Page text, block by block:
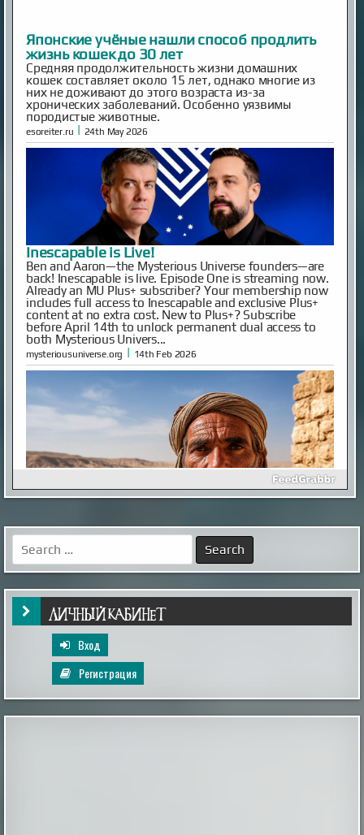
Японские учёные нашли способ продлить
жизнь кошек до 30 лет
Средняя продолжительность жизни домашних
кошек составляет около 15 лет, однако многие из
них не доживают до этого возраста из-за
хронических заболеваний. Особенно уязвимы
породистые животные.
esoreiter.ru | 24th May 2026
Inescapable is Live!
Ben and Aaron—the Mysterious Universe founders—are
back! Inescapable is live. Episode One is streaming now.
Already an MU Plus+ subscriber? Your membership now
includes full access to Inescapable and exclusive Plus+
content at no extra cost. New to Plus+? Subscribe
before April 14th to unlock permanent dual access to
both Mysterious Univers...
mysteriousuniverse.org | 14th Feb 2026
Как выглядел мужчина, живший в
Иерихоне 9 тысяч лет назад
Так называемый «иерихонский череп» был найден
во время раскопок на территории города Иерихон
(сейчас — Западный берег реки Иордан, в то время —
Иордания). Упоминаемый в
Библии Иерихон считается одним из самых древних
поселений в мире, по оценкам археологов, люди
непрерывно живут в этих местах на уж...
| 20th Mar 2025
Search
for:
ЛИЧНЫЙ КАБИНЕТ
Вход
Регистрация